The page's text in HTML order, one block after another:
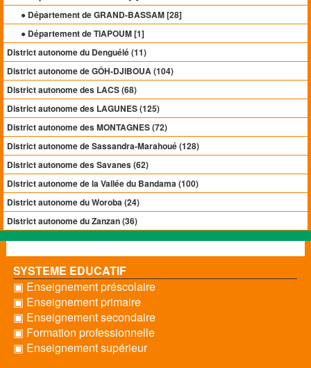
● Département de GRAND-BASSAM [28]
● Département de TIAPOUM [1]
District autonome du Denguélé (11)
District autonome de GÔH-DJIBOUA (104)
District autonome des LACS (68)
District autonome des LAGUNES (125)
District autonome des MONTAGNES (72)
District autonome de Sassandra-Marahoué (128)
District autonome des Savanes (62)
District autonome de la Vallée du Bandama (100)
District autonome du Woroba (24)
District autonome du Zanzan (36)
SYSTEME EDUCATIF
▣ Enseignement préscolaire
▣ Enseignement primaire
▣ Enseignement secondaire
▣ Formation professionnelle
▣ Enseignement supérieur